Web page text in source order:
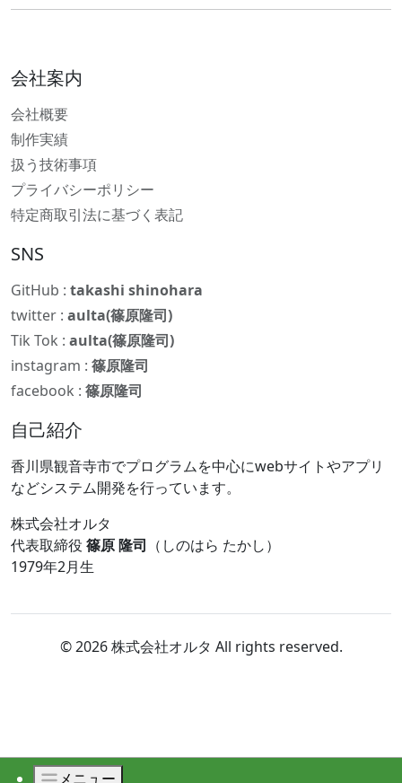
会社案内
会社概要
制作実績
扱う技術事項
プライバシーポリシー
特定商取引法に基づく表記
SNS
GitHub : takashi shinohara
twitter : aulta(篠原隆司)
Tik Tok : aulta(篠原隆司)
instagram : 篠原隆司
facebook : 篠原隆司
自己紹介
香川県観音寺市でプログラムを中心にwebサイトやアプリ
などシステム開発を行っています。
株式会社オルタ
代表取締役 篠原 隆司 （しのはら たかし）
1979年2月生
© 2026 株式会社オルタ All rights reserved.
メニュー